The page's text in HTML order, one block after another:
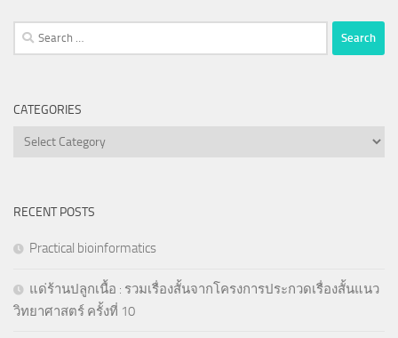
Search
for:
CATEGORIES
Categories
RECENT POSTS
Practical bioinformatics
แด่ร้านปลูกเนื้อ : รวมเรื่องสั้นจากโครงการประกวดเรื่องสั้นแนว
วิทยาศาสตร์ ครั้งที่ 10